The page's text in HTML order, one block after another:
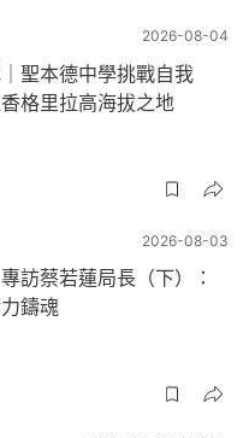
2026-08-04
聖本德中學挑戰自我
格里拉高海拔之地
2026-08-03
訪蔡若蓮局長（下）：
鑄魂